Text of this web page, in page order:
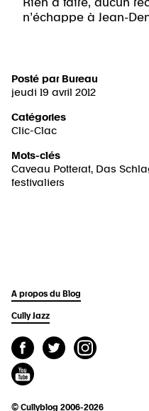
Rien à faire, aucun
n’échappe à Jean-
Posté par Bureau
jeudi 19 avril 2012
Catégories
Clic-Clac
Mots-clés
Caveau Potterat, Das
festivaliers
A propos du Blog
Cully Jazz
© Cullyblog 2006-2026